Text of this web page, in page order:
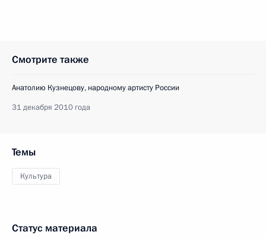
Смотрите также
Анатолию Кузнецову, народному артисту России
31 декабря 2010 года
Темы
Культура
Статус материала